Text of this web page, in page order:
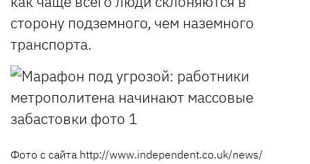
сторону подземного, чем наземного
транспорта.
Фото с сайта http://www.independent.co.uk/news/